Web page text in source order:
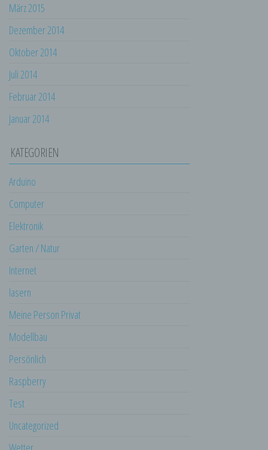
März 2015
Dezember 2014
Oktober 2014
Juli 2014
Februar 2014
Januar 2014
KATEGORIEN
Arduino
Computer
Elektronik
Garten / Natur
Internet
lasern
Meine Person Privat
Modellbau
Persönlich
Raspberry
Test
Uncategorized
oder andere Stelle, die personenbezogene
verarbeitet.
Empfänger ist eine natürliche oder juristische
Person, Behörde, Einrichtung oder andere
nicht. Behörden, die im Rahmen eines
bestimmten Untersuchungsauftrags nach
Dritter ist eine natürliche oder juristische
Verantwortlichen oder des
einer Erklärung oder einer sonstigen